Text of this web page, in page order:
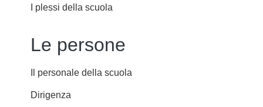
I plessi della scuola
Le persone
Il personale della scuola
Dirigenza